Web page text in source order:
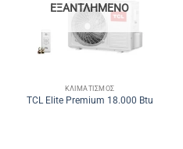
ΕΞΑΝΤΛΗΜΈΝΟ
ΚΛΙΜΑΤΙΣΜΌΣ
TCL Elite Premium 18.000 Btu